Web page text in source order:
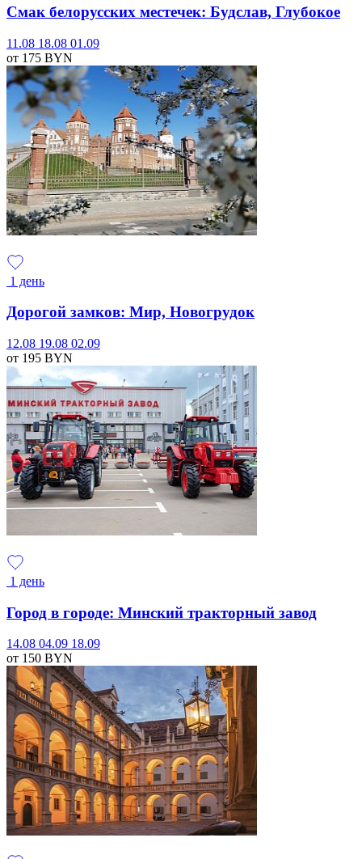
Смак белорусских местечек: Будслав, Глубокое
11.08 18.08 01.09
от 175 BYN
1 день
Дорогой замков: Мир, Новогрудок
12.08 19.08 02.09
от 195 BYN
1 день
Город в городе: Минский тракторный завод
14.08 04.09 18.09
от 150 BYN